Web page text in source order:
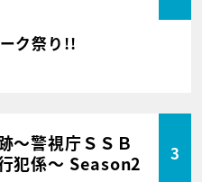
ク祭り!!
～警視庁ＳＳＢ
犯係～ Season2
3